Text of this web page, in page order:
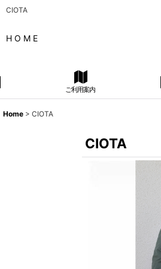
CIOTA
H O M E
ご利用案内
Home > CIOTA
CIOTA